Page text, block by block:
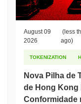
August 09
2026
(less
ago)
TOKENIZATION
Nova Pilha de
de Hong Kong
Conformidade